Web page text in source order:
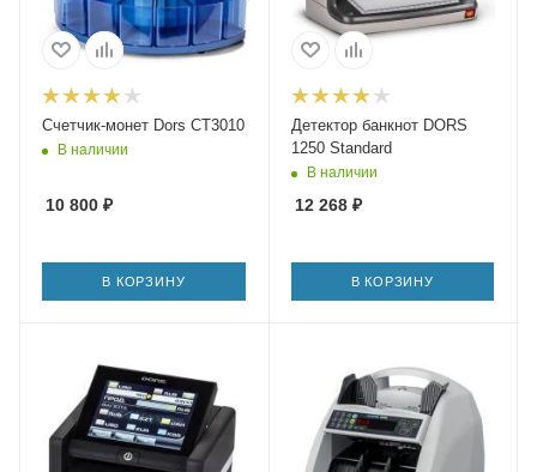
Счетчик-монет Dors CT3010
В наличии
10 800 ₽
В КОРЗИНУ
Детектор банкнот DORS
1250 Standard
В наличии
12 268₽
В КОРЗИНУ